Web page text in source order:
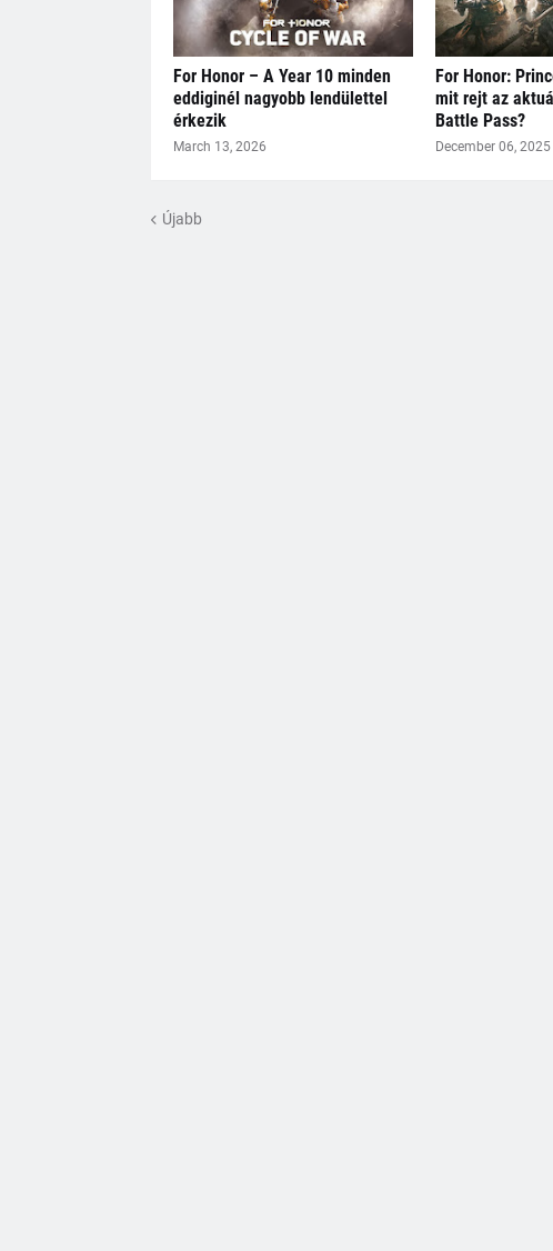
For Honor – A Year 10 minden
eddiginél nagyobb lendülettel
érkezik
March 13, 2026
For Honor:
mit rejt az
Battle Pass?
December 06, 2025
Újabb